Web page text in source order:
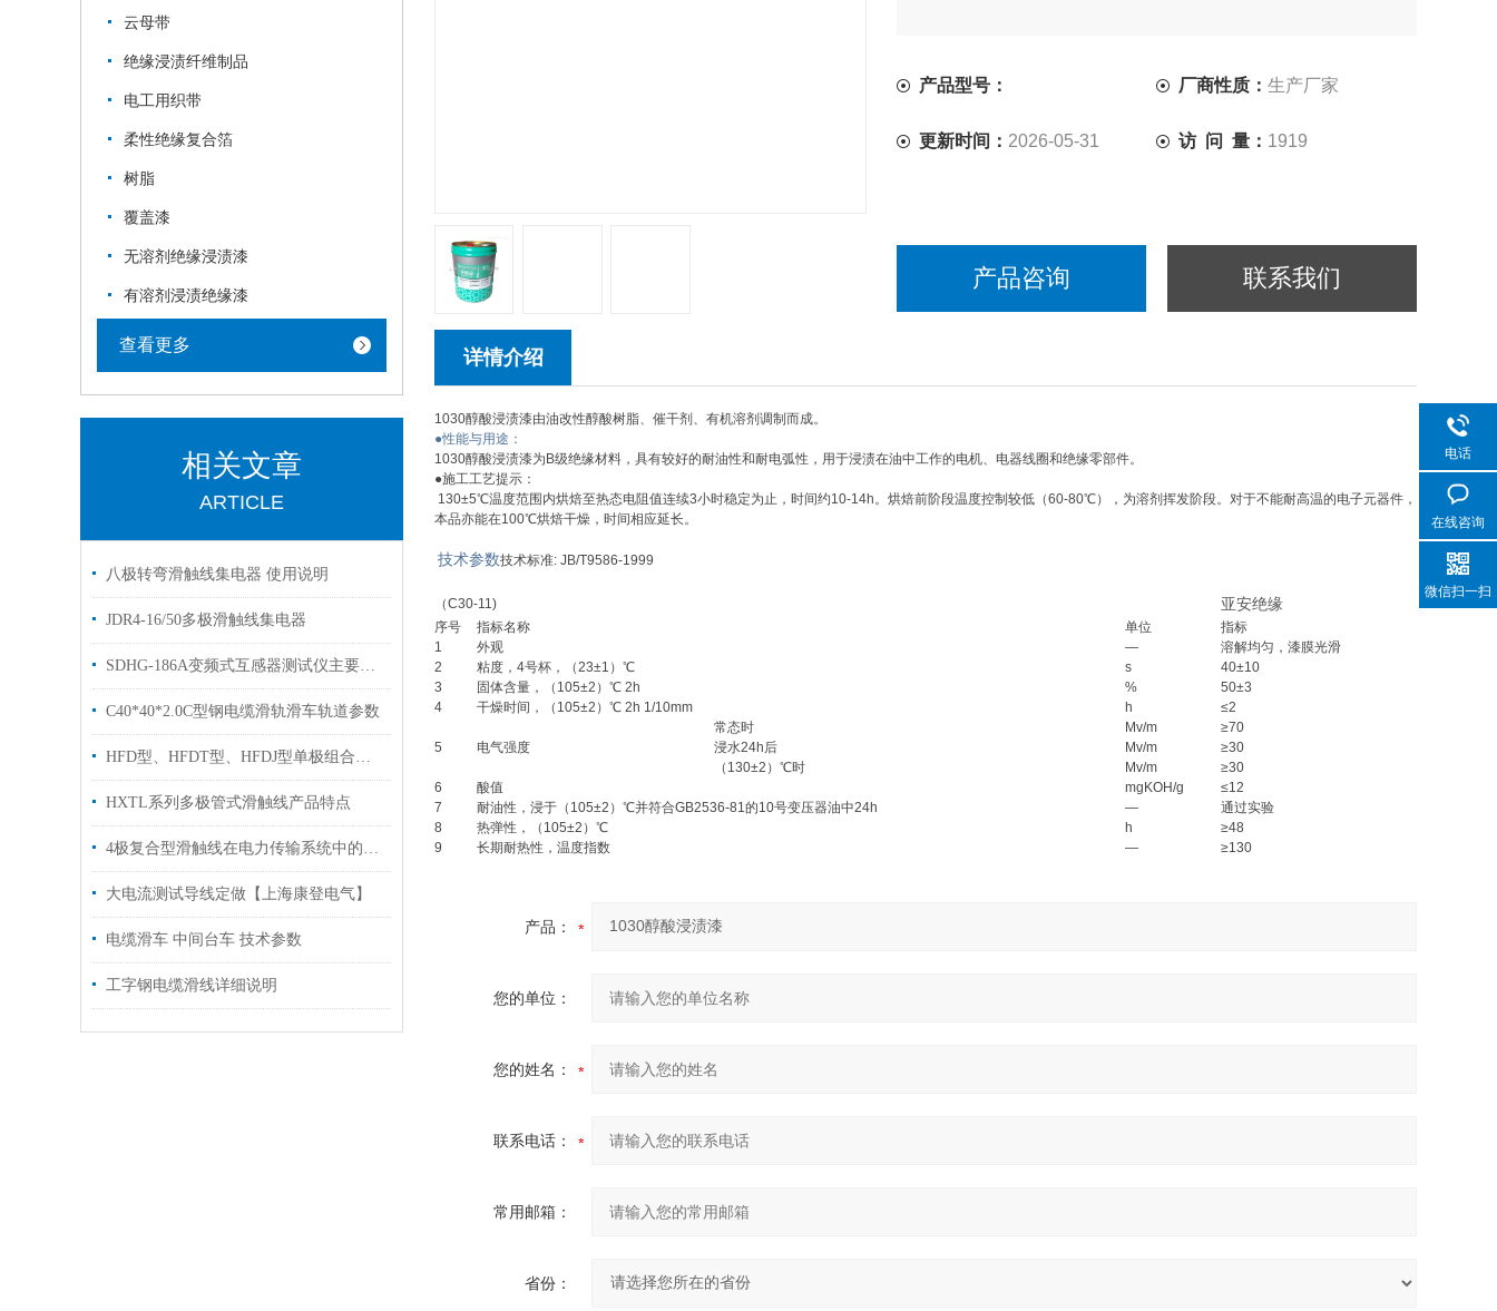
云母带
绝缘浸渍纤维制品
电工用织带
柔性绝缘复合箔
树脂
覆盖漆
无溶剂绝缘浸渍漆
有溶剂浸渍绝缘漆
查看更多
相关文章
ARTICLE
八极转弯滑触线集电器 使用说明
JDR4-16/50多极滑触线集电器
SDHG-186A变频式互感器测试仪主要特征
C40*40*2.0C型钢电缆滑轨滑车轨道参数
HFD型、HFDT型、HFDJ型单极组合式滑触线小常识
HXTL系列多极管式滑触线产品特点
4极复合型滑触线在电力传输系统中的优势与应用
大电流测试导线定做【上海康登电气】
电缆滑车 中间台车 技术参数
工字钢电缆滑线详细说明
产品型号： 厂商性质：生产厂家
更新时间： 2026-05-31 访 问 量： 1919
产品咨询 联系我们
详情介绍
1030醇酸浸渍漆由油改性醇酸树脂、催干剂、有机溶剂调制而成。
●性能与用途：
1030醇酸浸渍漆为B级绝缘材料，具有较好的耐油性和耐电弧性，用于浸渍在油中工作的电机、电器线圈和绝缘零部件。
●施工工艺提示：
130±5℃温度范围内烘焙至热态电阻值连续3小时稳定为止，时间约10-14h。烘焙前阶段温度控制较低（60-80℃），为溶剂挥发阶段。对于不能耐高温的电子元器件，
本品亦能在100℃烘焙干燥，时间相应延长。
技术参数技术标准: JB/T9586-1999
（C30-11) 亚安绝缘
序号 指标名称 单位
指标
1
外观 —
溶解均匀，漆膜光滑
2
粘度，4号杯，（23±1）℃ s
40±10
3
固体含量，（105±2）℃ 2h %
50±3
4
干燥时间，（105±2）℃ 2h 1/10mm h ≤2
5 电气强度
常态时 Mv/m
≥70
浸水24h后
Mv/m
≥30
（130±2）℃时
Mv/m
≥30
6
酸值 mgKOH/g
≤12
7
耐油性，浸于（105±2）℃并符合GB2536-81的10号变压器油中24h —
通过实验
8
热弹性，（105±2）℃ h
≥48
9
长期耐热性，温度指数 — ≥130
产品：
您的单位：
您的姓名：
联系电话：
常用邮箱：
省份：
电话
在线咨询
微信扫一扫